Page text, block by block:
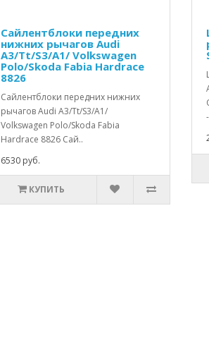
Сайлентблоки передних
нижних рычагов Audi
A3/Tt/S3/A1/ Volkswagen
Polo/Skoda Fabia Hardrace
8826
Сайлентблоки передних нижних
рычагов Audi A3/Tt/S3/A1/
Volkswagen Polo/Skoda Fabia
Hardrace 8826 Сай..
6530 руб.
КУПИТЬ